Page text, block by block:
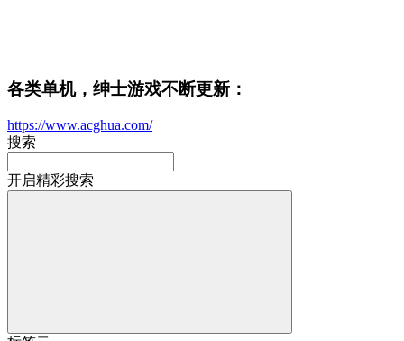
各类单机，绅士游戏不断更新：
https://www.acghua.com/
搜索
开启精彩搜索